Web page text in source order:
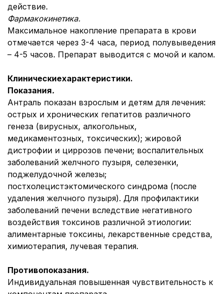
действие.
Фармакокинетика.
Максимальное накопление препарата в крови
отмечается через 3-4 часа, период полувыведения
– 4-5 часов. Препарат выводится с мочой и калом.
Клиническиехарактеристики.
Показания.
Антраль показан взрослым и детям для лечения:
острых и хронических гепатитов различного
генеза (вирусных, алкогольных,
медикаментозных, токсических); жировой
дистрофии и циррозов печени; воспалительных
заболеваний желчного пузыря, селезенки,
поджелудочной железы;
постхолецистэктомического синдрома (после
удаления желчного пузыря). Для профилактики
заболеваний печени вследствие негативного
воздействия токсинов различной этиологии:
алиментарные токсины, лекарственные средства,
химиотерапия, лучевая терапия.
Противопоказания.
Индивидуальная повышенная чувствительность к